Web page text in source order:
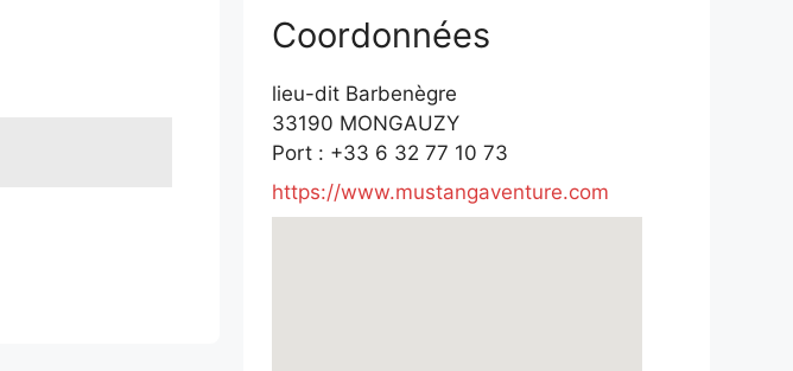
Coordonnées
lieu-dit Barbenègre
33190 MONGAUZY
Port : +33 6 32 77 10 73
https://www.mustangaventure.com